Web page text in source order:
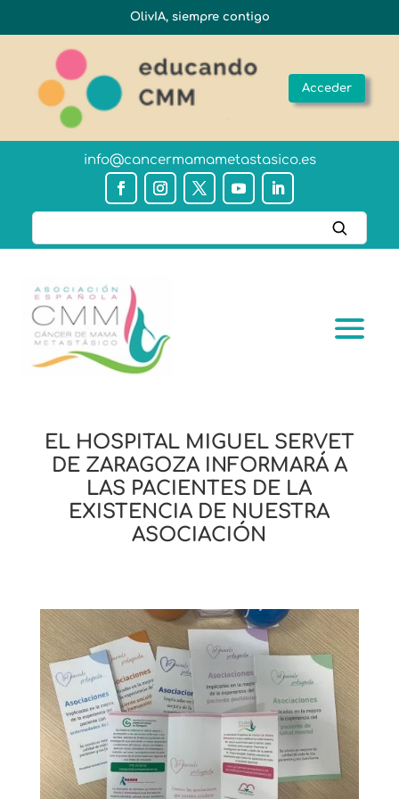
OlivIA, siempre contigo
Acceder
info@cancermamametastasico.es
EL HOSPITAL MIGUEL SERVET
DE ZARAGOZA INFORMARÁ A
LAS PACIENTES DE LA
EXISTENCIA DE NUESTRA
ASOCIACIÓN